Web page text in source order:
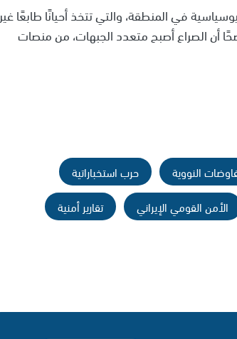
في المنطقة، والتي تتخذ أحيانًا طابعًا غير
أن الصراع أصبح متعدد الجبهات، من منصات
النووية
حرب استخباراتية
الأمن القومي الإيراني
تقارير أمنية